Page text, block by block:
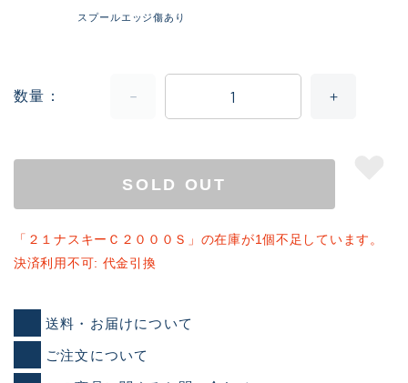
スプールエッジ傷あり
数量
SOLD OUT
「２１ナスキーＣ２０００Ｓ」の在庫が1個不足しています。
決済利用不可: 代金引換
送料・お届けについて
ご注文について